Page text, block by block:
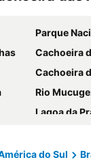
Parque Nacional
Cachoeira
Cachoeira
Rio
Lagoa da
do Sul